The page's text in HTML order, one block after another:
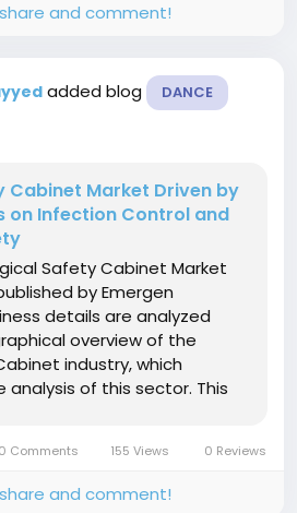
and comment!
added blog DANCE
Cabinet Market Driven by
on Infection Control and
Safety Cabinet Market
by Emergen
details are analyzed
overview of the
industry, which
analysis of this sector. This
perspective as
0 Comments 155 Views 0 Reviews
and comment!